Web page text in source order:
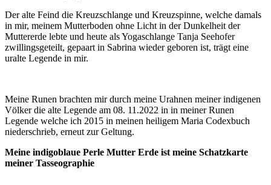
Der alte Feind die Kreuzschlange und Kreuzspinne, welche damals
in mir, meinem Mutterboden ohne Licht in der Dunkelheit der
Muttererde lebte und heute als Yogaschlange Tanja Seehofer
zwillingsgeteilt, gepaart in Sabrina wieder geboren ist, trägt eine
uralte Legende in mir.
Meine Runen brachten mir durch meine Urahnen meiner indigenen
Völker die alte Legende am 08. 11.2022 in in meiner Runen
Legende welche ich 2015 in meinen heiligem Maria Codexbuch
niederschrieb, erneut zur Geltung.
Meine indigoblaue Perle Mutter Erde ist meine Schatzkarte
meiner Tasseographie